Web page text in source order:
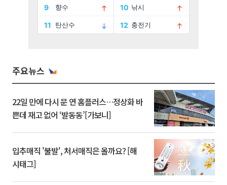
주요뉴스
22일 만에 다시 문 연 홈플러스…정상화 바
쁜데 재고 없어 ‘발동동’[가보니]
입추매직 '불발', 처서매직은 올까요? [해
시태그]